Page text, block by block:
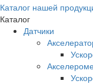
Каталог нашей
Каталог
Датчики